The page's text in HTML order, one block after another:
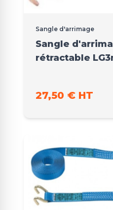
Sangle d'arrimage
Sangle
rétractable
27,50 € HT